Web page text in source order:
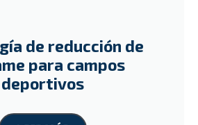
de reducción de
para campos
deportivos